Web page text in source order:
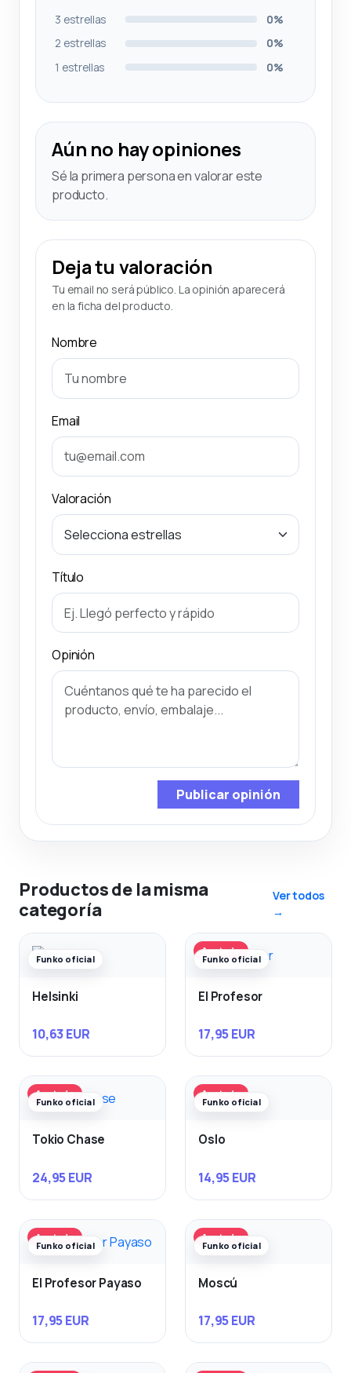
3 estrellas
0%
2 estrellas
0%
1 estrellas
0%
Aún no hay opiniones
Sé la primera persona en valorar este
producto.
Deja tu valoración
Tu email no será público. La opinión aparecerá
en la ficha del producto.
Nombre
Email
Valoración
Título
Opinión
Publicar opinión
Productos de la misma
categoría
Ver todos
→
Funko oficial
Helsinki
10,63 EUR
Agotado
Funko oficial
El Profesor
17,95 EUR
Agotado
Funko oficial
Tokio Chase
24,95 EUR
Agotado
Funko oficial
Oslo
14,95 EUR
Agotado
Funko oficial
El Profesor Payaso
17,95 EUR
Agotado
Funko oficial
Moscú
17,95 EUR